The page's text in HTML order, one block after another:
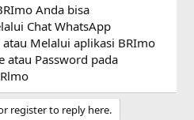
Anda bisa
Chat WhatsApp
Melalui aplikasi BRImo
atau Password pada
register to reply here.